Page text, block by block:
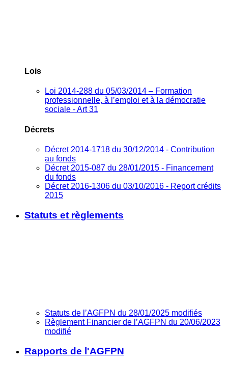
Lois
Loi 2014-288 du 05/03/2014 – Formation
professionnelle, à l’emploi et à la démocratie
sociale - Art 31
Décrets
Décret 2014-1718 du 30/12/2014 - Contribution
au fonds
Décret 2015-087 du 28/01/2015 - Financement
du fonds
Décret 2016-1306 du 03/10/2016 - Report crédits
2015
Statuts et règlements
Statuts de l’AGFPN du 28/01/2025 modifiés
Règlement Financier de l’AGFPN du 20/06/2023
modifié
Rapports de l'AGFPN